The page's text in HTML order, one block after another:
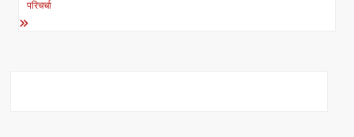
परिचर्चा